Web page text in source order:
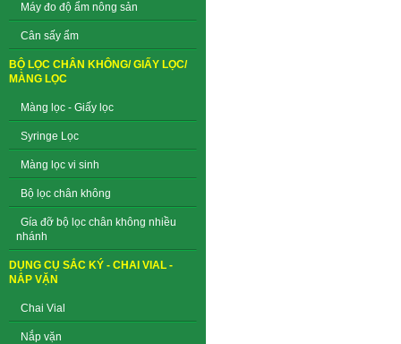
Máy đo độ ẩm nông sản
Cân sấy ẩm
BỘ LỌC CHÂN KHÔNG/ GIẤY LỌC/
MÀNG LỌC
Màng lọc - Giấy lọc
Syringe Lọc
Màng lọc vi sinh
Bộ lọc chân không
Gía đỡ bộ lọc chân không nhiều
nhánh
DỤNG CỤ SẮC KÝ - CHAI VIAL -
NẮP VẶN
Chai Vial
Nắp vặn